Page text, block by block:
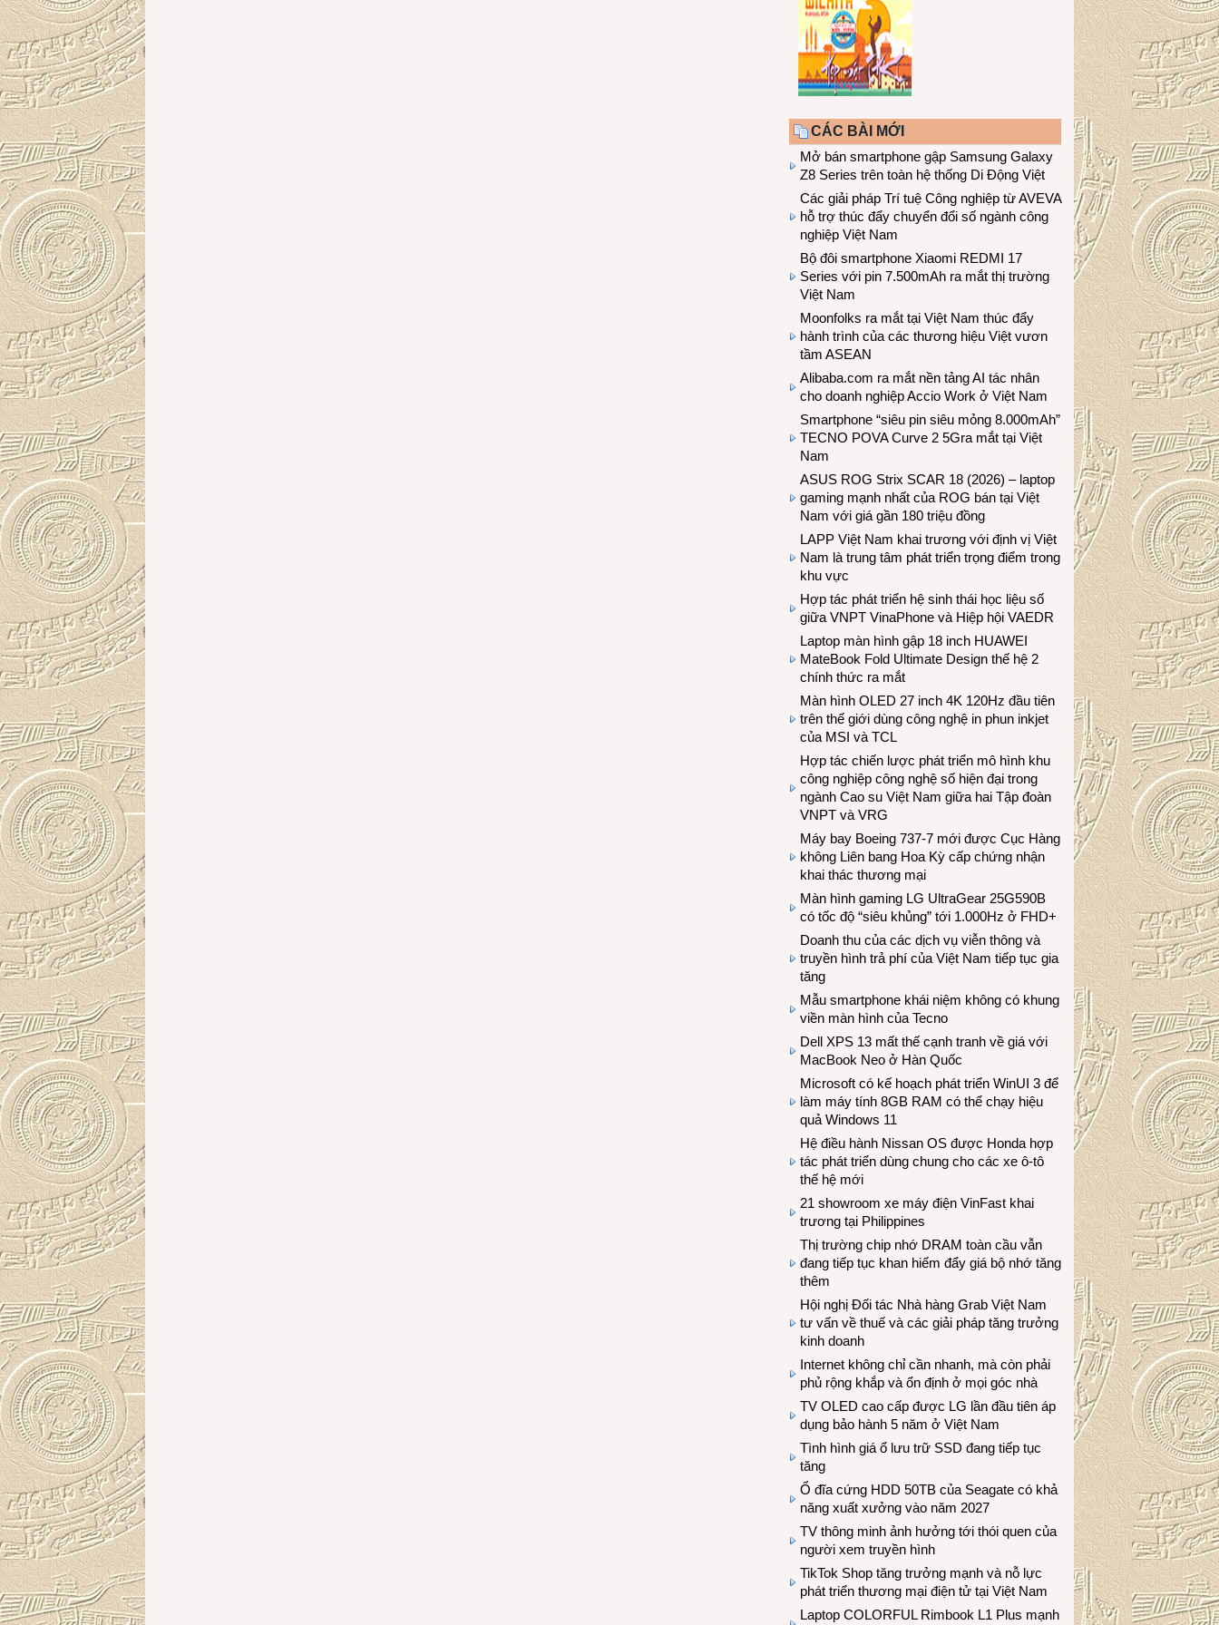
CÁC BÀI MỚI
Mở bán smartphone gập Samsung Galaxy
Z8 Series trên toàn hệ thống Di Động Việt
Các giải pháp Trí tuệ Công nghiệp từ AVEVA
hỗ trợ thúc đẩy chuyển đổi số ngành công
nghiệp Việt Nam
Bộ đôi smartphone Xiaomi REDMI 17
Series với pin 7.500mAh ra mắt thị trường
Việt Nam
Moonfolks ra mắt tại Việt Nam thúc đẩy
hành trình của các thương hiệu Việt vươn
tầm ASEAN
Alibaba.com ra mắt nền tảng AI tác nhân
cho doanh nghiệp Accio Work ở Việt Nam
Smartphone “siêu pin siêu mỏng 8.000mAh”
TECNO POVA Curve 2 5Gra mắt tại Việt
Nam
ASUS ROG Strix SCAR 18 (2026) – laptop
gaming mạnh nhất của ROG bán tại Việt
Nam với giá gần 180 triệu đồng
LAPP Việt Nam khai trương với định vị Việt
Nam là trung tâm phát triển trọng điểm trong
khu vực
Hợp tác phát triển hệ sinh thái học liệu số
giữa VNPT VinaPhone và Hiệp hội VAEDR
Laptop màn hình gập 18 inch HUAWEI
MateBook Fold Ultimate Design thế hệ 2
chính thức ra mắt
Màn hình OLED 27 inch 4K 120Hz đầu tiên
trên thế giới dùng công nghệ in phun inkjet
của MSI và TCL
Hợp tác chiến lược phát triển mô hình khu
công nghiệp công nghệ số hiện đại trong
ngành Cao su Việt Nam giữa hai Tập đoàn
VNPT và VRG
Máy bay Boeing 737-7 mới được Cục Hàng
không Liên bang Hoa Kỳ cấp chứng nhận
khai thác thương mại
Màn hình gaming LG UltraGear 25G590B
có tốc độ “siêu khủng” tới 1.000Hz ở FHD+
Doanh thu của các dịch vụ viễn thông và
truyền hình trả phí của Việt Nam tiếp tục gia
tăng
Mẫu smartphone khái niệm không có khung
viền màn hình của Tecno
Dell XPS 13 mất thế cạnh tranh về giá với
MacBook Neo ở Hàn Quốc
Microsoft có kế hoạch phát triển WinUI 3 để
làm máy tính 8GB RAM có thể chạy hiệu
quả Windows 11
Hệ điều hành Nissan OS được Honda hợp
tác phát triển dùng chung cho các xe ô-tô
thế hệ mới
21 showroom xe máy điện VinFast khai
trương tại Philippines
Thị trường chip nhớ DRAM toàn cầu vẫn
đang tiếp tục khan hiếm đẩy giá bộ nhớ tăng
thêm
Hội nghị Đối tác Nhà hàng Grab Việt Nam
tư vấn về thuế và các giải pháp tăng trưởng
kinh doanh
Internet không chỉ cần nhanh, mà còn phải
phủ rộng khắp và ổn định ở mọi góc nhà
TV OLED cao cấp được LG lần đầu tiên áp
dụng bảo hành 5 năm ở Việt Nam
Tình hình giá ổ lưu trữ SSD đang tiếp tục
tăng
Ổ đĩa cứng HDD 50TB của Seagate có khả
năng xuất xưởng vào năm 2027
TV thông minh ảnh hưởng tới thói quen của
người xem truyền hình
TikTok Shop tăng trưởng mạnh và nỗ lực
phát triển thương mại điện tử tại Việt Nam
Laptop COLORFUL Rimbook L1 Plus mạnh